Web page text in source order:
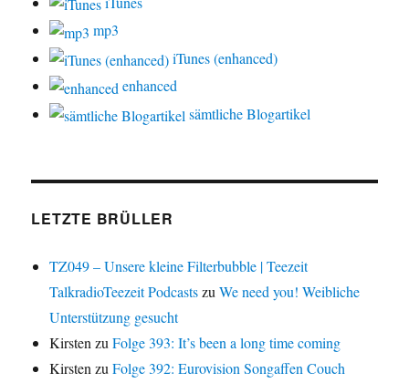
mp3
iTunes (enhanced)
enhanced
sämtliche Blogartikel
LETZTE BRÜLLER
TZ049 – Unsere kleine Filterbubble | Teezeit
TalkradioTeezeit PodcastszuWe need you! Weibliche
Unterstützung gesucht
Kirsten zuFolge 393: It’s been a long time coming
Kirsten zuFolge 392: Eurovision Songaffen Couch